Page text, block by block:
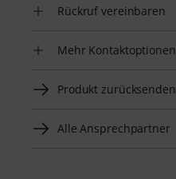
Rückruf vereinbaren
Mehr Kontaktoptionen
Produkt zurücksenden
Alle Ansprechpartner